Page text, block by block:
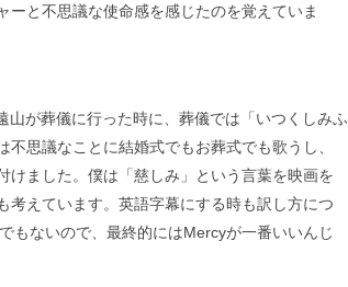
と不思議な使命感を感じたのを覚えていま
が葬儀に行った時に、葬儀では「いつくしみふ
思議なことに結婚式でもお葬式でも歌うし、
けました。僕は「慈しみ」という言葉を映画を
えています。英語字幕にする時も訳し方につ
もないので、最終的にはMercyが一番いいんじ